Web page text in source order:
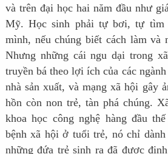
và trên đại học hai năm đầu như
Mỹ. Học sinh phải tự bơi, tự tìm
mình, nếu chúng biết cách làm và
Nhưng những cái ngu dại trong
truyền bá theo lợi ích của các
nhà sản xuất, và mạng xã hội gây
hồn còn non trẻ, tàn phá chúng.
khoa học công nghệ hàng đầu
bệnh xã hội ở tuổi trẻ, nó chỉ dành
những đứa trẻ sinh ra đã được